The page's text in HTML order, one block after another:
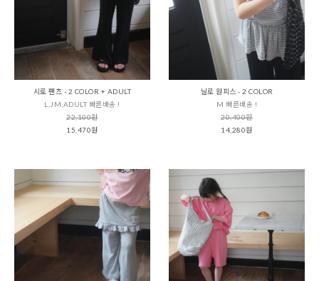
시로 팬츠 - 2 COLOR + ADULT
L,JM,ADULT 빠른배송 !
22,100원
15,470원
닐로 원피스 - 2 COLOR
M 빠른배송 !
20,400원
14,280원